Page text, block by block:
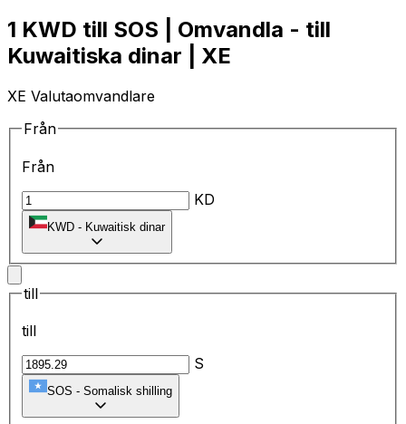
1 KWD till SOS | Omvandla - till
Kuwaitiska dinar | XE
XE Valutaomvandlare
Från
Från
KD
KWD - Kuwaitisk dinar
till
till
S
SOS - Somalisk shilling